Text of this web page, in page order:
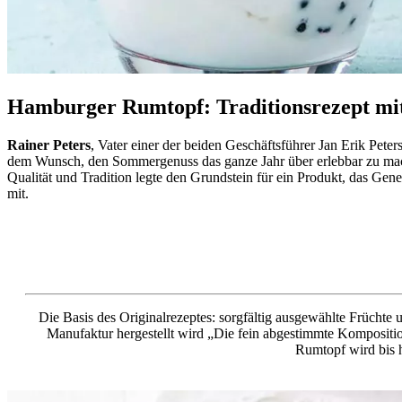
Hamburger Rumtopf: Traditionsrezept
Rainer Peters, Vater einer der beiden Geschäftsführer Jan Erik
dem Wunsch, den Sommergenuss das ganze Jahr über erlebbar zu
Qualität und Tradition legte den Grundstein für ein Produkt, das
mit.
Die Basis des Originalrezeptes: sorgfältig ausgewählte
Manufaktur hergestellt wird „Die fein abgestimmte
Rumtopf wird bis